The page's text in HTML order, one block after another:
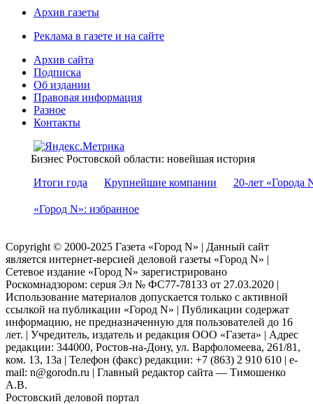
Архив газеты
Реклама в газете и на сайте
Архив сайта
Подписка
Об издании
Правовая информация
Разное
Контакты
Бизнес Ростовской области: новейшая история
Итоги года
Крупнейшие компании 20-лет «Города
«Город N»: избранное
Copyright © 2000-2025 Газета «Город N» | Данный сайт
является интернет-версией деловой газеты «Город N» |
Сетевое издание «Город N» зарегистрировано
Роскомнадзором: серuя Эл № ФС77-78133 от 27.03.2020 |
Использование материалов допускается только с активной
ссылкой на публикации «Город N» | Публикации содержат
информацию, не предназначенную для пользователей до 16
лет. | Учредитель, издатель и редакция ООО «Газета» | Адрес
редакции: 344000, Ростов-на-Дону, ул. Варфоломеева, 261/81,
ком. 13, 13а | Телефон (факс) редакции: +7 (863) 2 910 610 | e-
mail: n@gorodn.ru | Главный редактор сайта — Тимошенко
А.В.
Ростовский деловой портал